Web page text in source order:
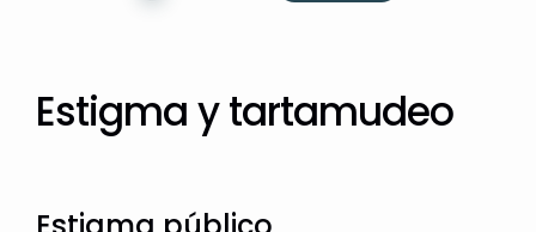
Estigma y tartamudeo